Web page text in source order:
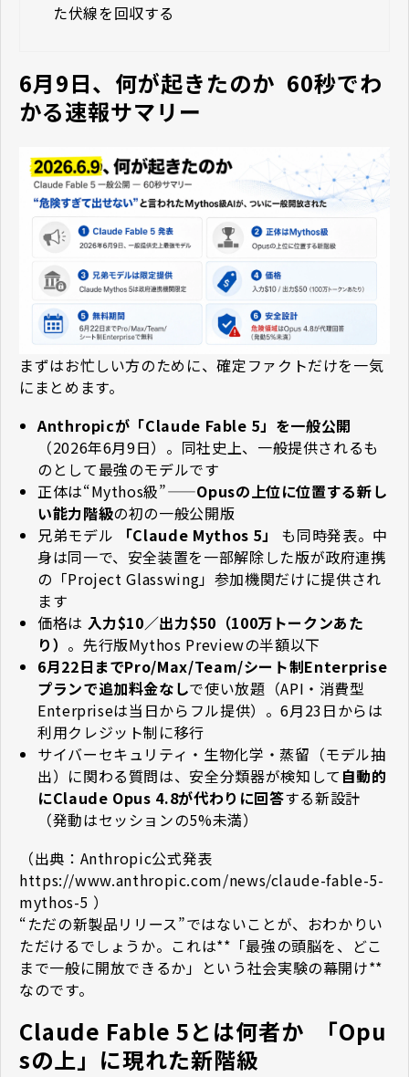
た伏線を回収する
6月9日、何が起きたのか ―― 60秒でわ
かる速報サマリー
まずはお忙しい方のために、確定ファクトだけを一気
にまとめます。
Anthropicが「Claude Fable 5」を一般公開
（2026年6月9日）。同社史上、一般提供されるも
のとして最強のモデルです
正体は“Mythos級”——Opusの上位に位置する新し
い能力階級の初の一般公開版
兄弟モデル
「Claude Mythos 5」
も同時発表。中
身は同一で、安全装置を一部解除した版が政府連携
の「Project Glasswing」参加機関だけに提供され
ます
価格は 入力$10／出力$50（100万トークンあた
り） 。先行版Mythos Previewの半額以下
6月22日までPro/Max/Team/シート制Enterprise
プランで追加料金なしで使い放題（API・消費型
Enterpriseは当日からフル提供）。6月23日からは
利用クレジット制に移行
サイバーセキュリティ・生物化学・蒸留（モデル抽
出）に関わる質問は、安全分類器が検知して 自動的
にClaude Opus 4.8が代わりに回答する新設計
（発動はセッションの5%未満）
（出典：Anthropic公式発表
https://www.anthropic.com/news/claude-fable-5-
mythos-5 ）
“ただの新製品リリース”ではないことが、おわかりい
ただけるでしょうか。これは**「最強の頭脳を、どこ
まで一般に開放できるか」という社会実験の幕開け**
なのです。
Claude Fable 5とは何者か ―― 「Opu
sの上」に現れた新階級